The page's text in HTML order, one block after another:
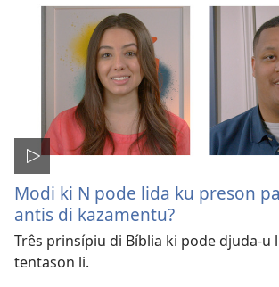
Modi ki N pode lida ku preson
antis di kazamentu?
Três prinsípiu di Bíblia ki pode djuda-u
tentason li.